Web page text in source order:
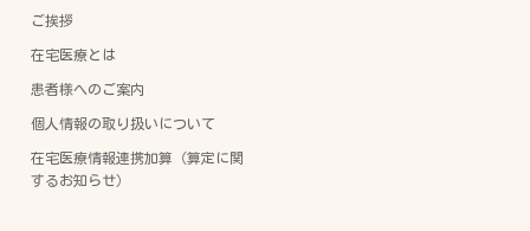
ご挨拶
在宅医療とは
患者様へのご案内
個人情報の取り扱いについて
在宅医療情報連携加算（算定に関
するお知らせ）